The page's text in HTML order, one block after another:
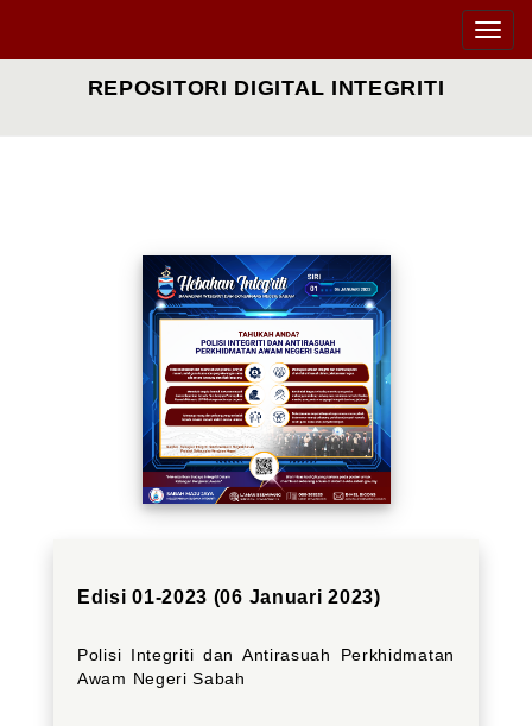
Toggle
REPOSITORI DIGITAL INTEGRITI
Edisi 01-2023 (06 Januari 2023)
Polisi Integriti dan Antirasuah Perkhidmatan
Awam Negeri Sabah